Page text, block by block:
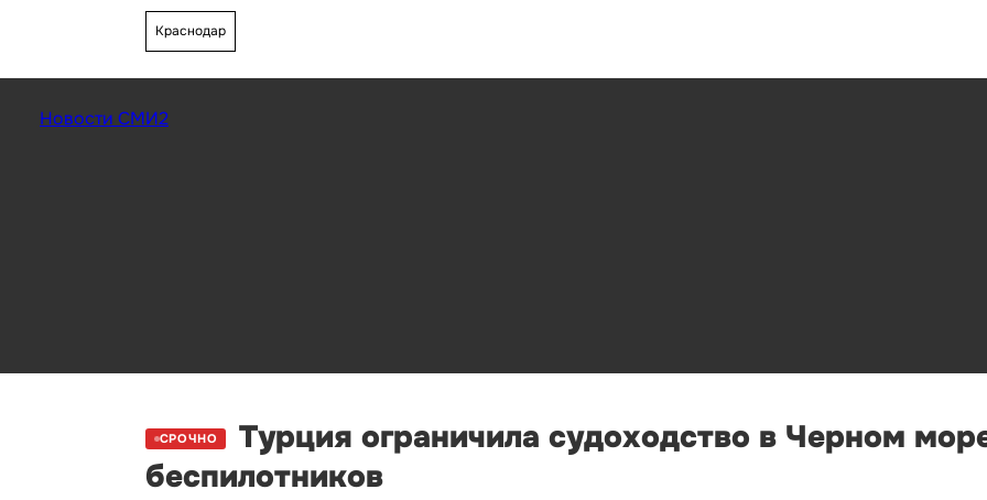
Краснодар
Новости СМИ2
СРОЧНО
Турция ограничила судоходство в Черном
беспилотников